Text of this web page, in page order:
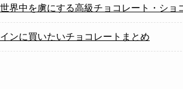
界中を虜にする高級チョコレート・ショ
ンに買いたいチョコレートまとめ